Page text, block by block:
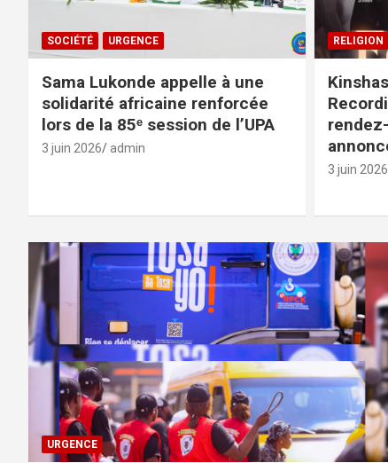
SOCIÉTÉ URGENCE
Sama Lukonde appelle à une
solidarité africaine renforcée
lors de la 85ᵉ session de l’UPA
3 juin 2026 admin
RELIGION
3 juin 2026
URGENCE